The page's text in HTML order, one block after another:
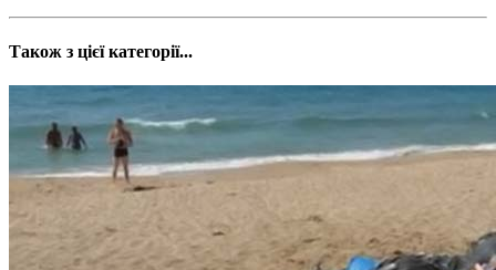
Також з цієї категорії...